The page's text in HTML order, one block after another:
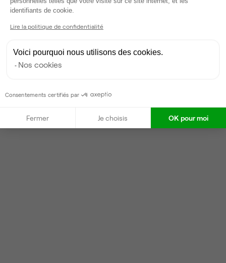
Taux de réponse : 40%
Locataires trouvés sur Ubiq : 17
Contacter
identifiants de cookie.
Lire la politique de confidentialité
Voici pourquoi nous utilisons des cookies.
Nos cookies
Consentements certifiés par
Fermer Je choisis OK pour moi